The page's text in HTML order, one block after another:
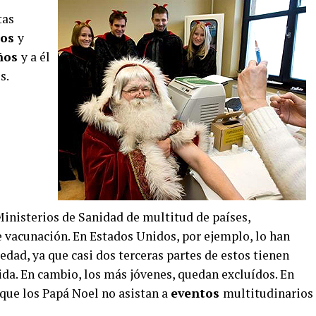
y
y a él
de Sanidad de multitud de países,
En Estados Unidos, por ejemplo, lo han
ya que casi dos terceras partes de estos tienen
En cambio, los más jóvenes, quedan excluídos. En
los Papá Noel no asistan a eventos multitudinarios